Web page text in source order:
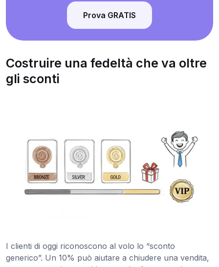
Prova GRATIS
Costruire una fedeltà che va oltre
gli sconti
I clienti di oggi riconoscono al volo lo “sconto
generico”. Un 10% può aiutare a chiudere una vendita,